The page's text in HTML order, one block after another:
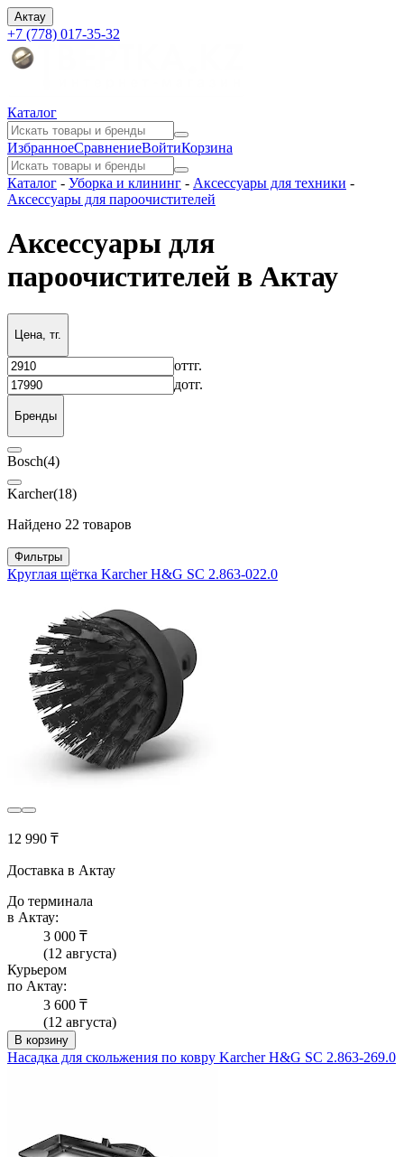
Актау
+7 (778) 017-35-32
Каталог
ИзбранноеСравнениеВойтиКорзина
Каталог - Уборка и клининг - Аксессуары для техники -
Аксессуары для пароочистителей
Аксессуары для
пароочистителей в Актау
Цена, тг.
оттг.
дотг.
Бренды
Bosch(4)
Karcher(18)
Найдено 22 товаров
Фильтры
Круглая щётка Karcher H&G SC 2.863-022.0
12 990 ₸
Доставка в Актау
До терминала
в Актау:
3 000 ₸
(12 августа)
Курьером
по Актау:
3 600 ₸
(12 августа)
В корзину
Насадка для скольжения по ковру Karcher H&G SC 2.863-269.0